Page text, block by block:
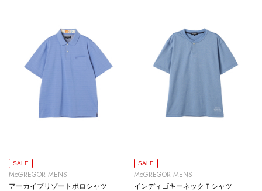
SALE
McGREGOR MENS
アーカイブリゾートポロシャツ
SALE
McGREGOR MENS
インディゴキーネックＴシャツ